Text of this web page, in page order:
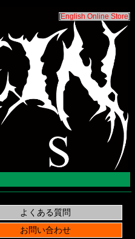
[English Online Store]